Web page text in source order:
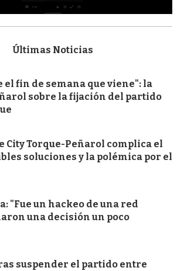
Últimas Noticias
el fin de semana que viene": la
sobre la fijación del partido
City Torque-Peñarol complica el
soluciones y la polémica por el
"Fue un hackeo de una red
una decisión un poco
suspender el partido entre